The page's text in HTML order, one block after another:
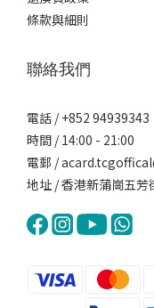
條款與細則
聯絡我們
電話 / +852 94939343
時間 / 14:00 - 21:00
電郵 /
地址 / 香港新蒲崗五